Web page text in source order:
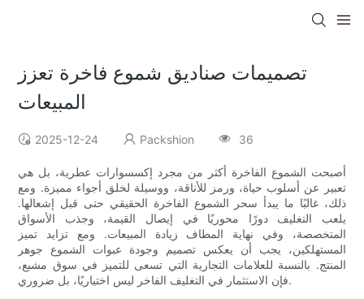
تصميمات صناديق شموع فاخرة تعزز
المبيعات
2025-12-24 Packshion 36
أصبحت الشموع الفاخرة أكثر من مجرد إكسسوارات عطرية، بل هي
تعبير عن أسلوب حياة، ورمز للأناقة، ووسيلة لخلق أجواء مميزة. ومع
ذلك، غالبًا ما يبدأ سحر الشموع الفاخرة الحقيقي حتى قبل إشعالها.
يلعب التغليف دورًا محوريًا في إيصال القيمة، وجذب الأسواق
المتخصصة، وفي نهاية المطاف زيادة المبيعات. ومع تزايد تميز
المستهلكين، يجب أن يعكس تصميم وجودة عبوات الشموع جوهر
المنتج. بالنسبة للعلامات التجارية التي تسعى للتميز في سوق مشبع،
فإن الاستثمار في التغليف الفاخر ليس اختياريًا، بل ضروري.